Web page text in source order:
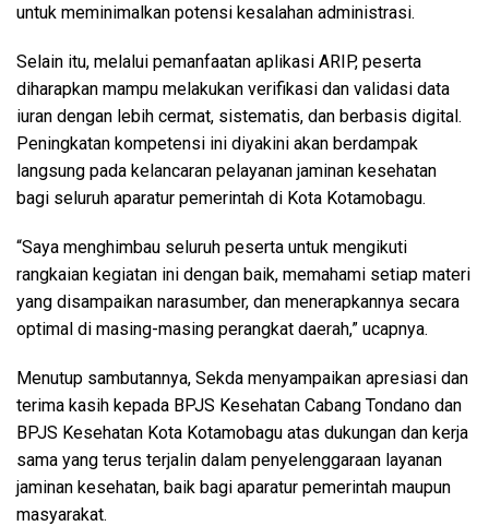
untuk meminimalkan potensi kesalahan administrasi.
Selain itu, melalui pemanfaatan aplikasi ARIP, peserta
diharapkan mampu melakukan verifikasi dan validasi data
iuran dengan lebih cermat, sistematis, dan berbasis digital.
Peningkatan kompetensi ini diyakini akan berdampak
langsung pada kelancaran pelayanan jaminan kesehatan
bagi seluruh aparatur pemerintah di Kota Kotamobagu.
“Saya menghimbau seluruh peserta untuk mengikuti
rangkaian kegiatan ini dengan baik, memahami setiap materi
yang disampaikan narasumber, dan menerapkannya secara
optimal di masing-masing perangkat daerah,” ucapnya.
Menutup sambutannya, Sekda menyampaikan apresiasi dan
terima kasih kepada BPJS Kesehatan Cabang Tondano dan
BPJS Kesehatan Kota Kotamobagu atas dukungan dan kerja
sama yang terus terjalin dalam penyelenggaraan layanan
jaminan kesehatan, baik bagi aparatur pemerintah maupun
masyarakat.